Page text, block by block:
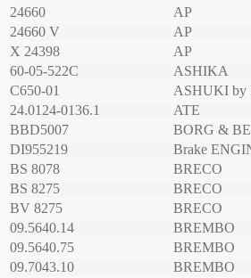
24660
AP
24660 V
AP
X 24398
AP
60-05-522C
ASHIKA
C650-01
ASHUKI by
24.0124-0136.1
ATE
BBD5007
BORG &
DI955219
Brake
BS 8078
BRECO
BS 8275
BRECO
BV 8275
BRECO
09.5640.14
BREMBO
09.5640.75
BREMBO
09.7043.10
BREMBO